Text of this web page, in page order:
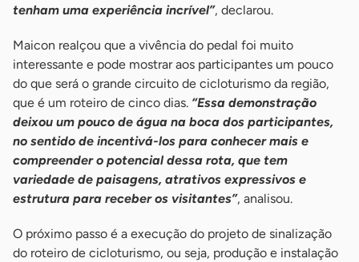
tenham uma experiência incrível”, declarou.
Maicon realçou que a vivência do pedal foi muito
interessante e pode mostrar aos participantes um pouco
do que será o grande circuito de cicloturismo da região,
que é um roteiro de cinco dias. “Essa demonstração
deixou um pouco de água na boca dos participantes,
no sentido de incentivá-los para conhecer mais e
compreender o potencial dessa rota, que tem
variedade de paisagens, atrativos expressivos e
estrutura para receber os visitantes”, analisou.
O próximo passo é a execução do projeto de sinalização
do roteiro de cicloturismo, ou seja, produção e instalação